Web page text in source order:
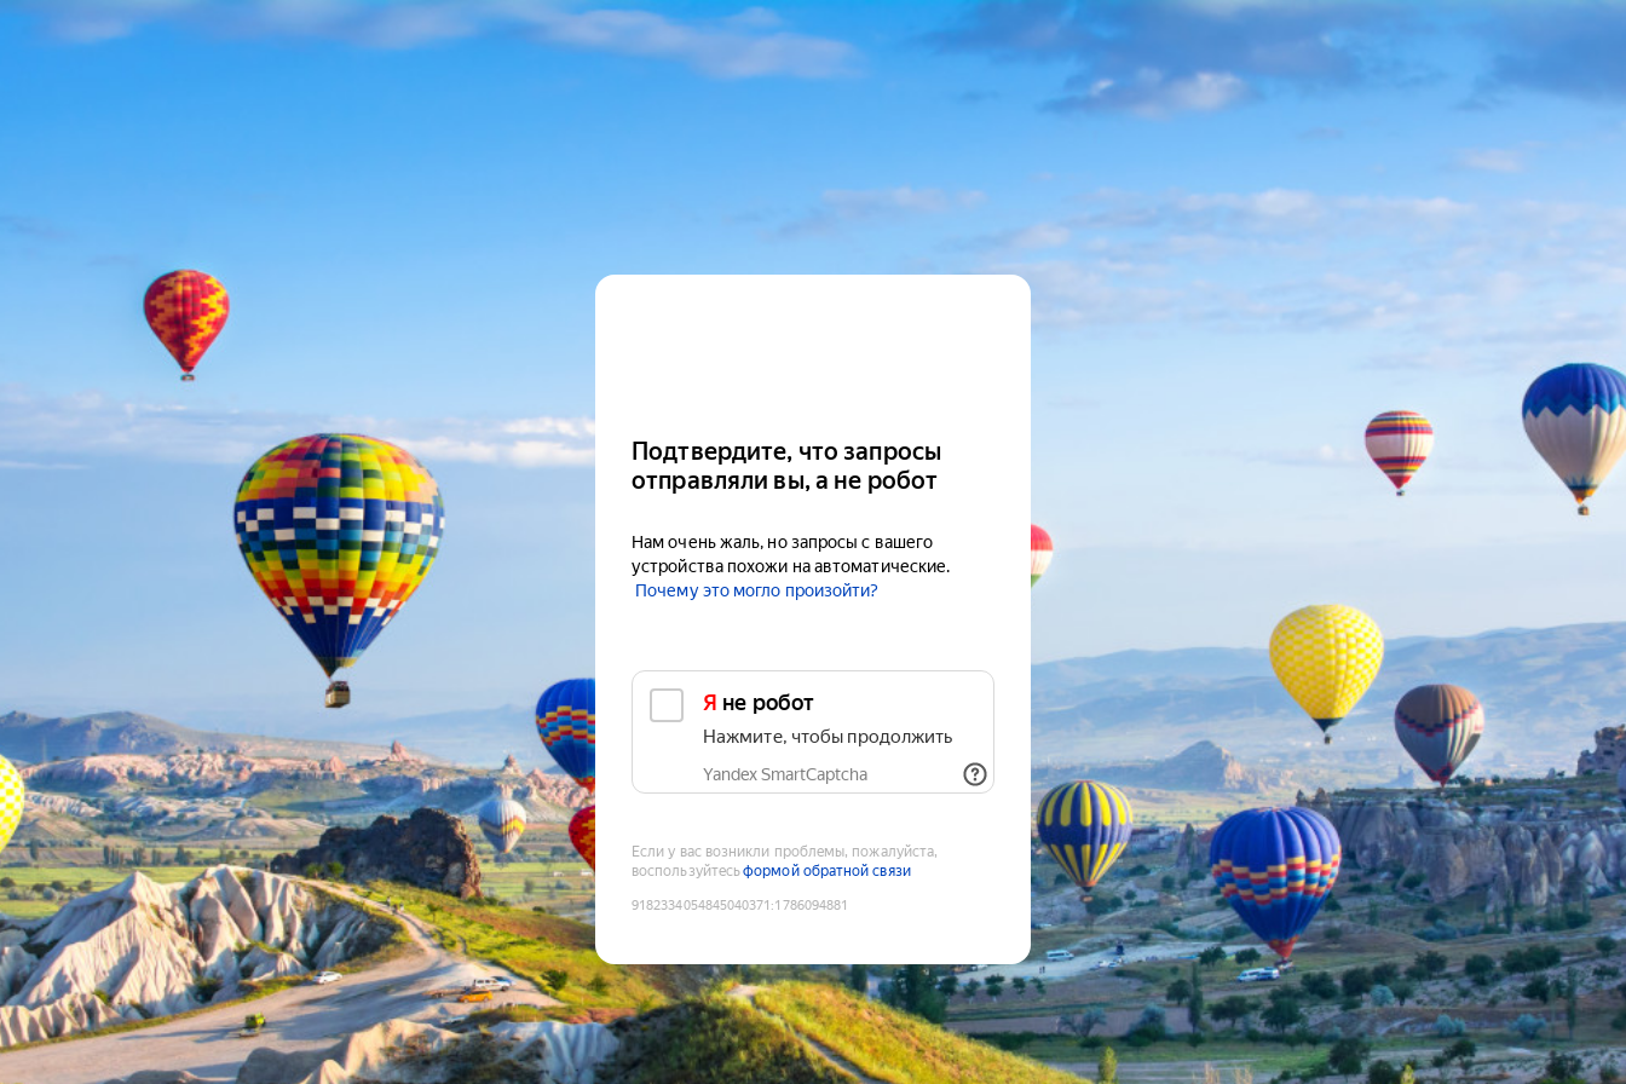
Подтвердите, что запросы
отправляли вы, а не робот
Нам очень жаль, но запросы с вашего
устройства похожи на автоматические.
Почему это могло произойти?
Я не робот
Нажмите, чтобы продолжить
Yandex SmartCaptcha
Если у вас возникли проблемы, пожалуйста,
воспользуйтесьформой обратной связи
9182334054845040371 :1786094881